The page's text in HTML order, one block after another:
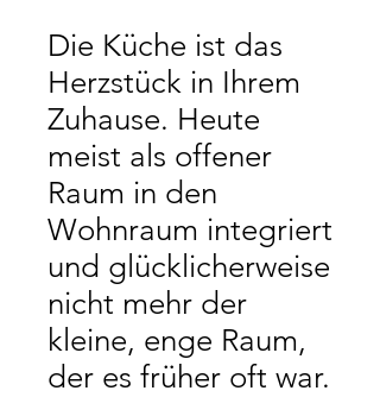
Die Küche ist das
Herzstück in Ihrem
Zuhause. Heute
meist als offener
Raum in den
Wohnraum integriert
und glücklicherweise
nicht mehr der
kleine, enge Raum,
der es früher oft war.